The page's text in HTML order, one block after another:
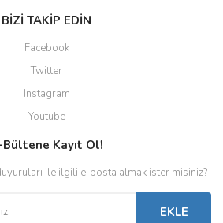
BİZİ TAKİP EDİN
Facebook
Twitter
Instagram
Youtube
Bültene Kayıt Ol!
ile ilgili e-posta almak ister misiniz?
EKLE